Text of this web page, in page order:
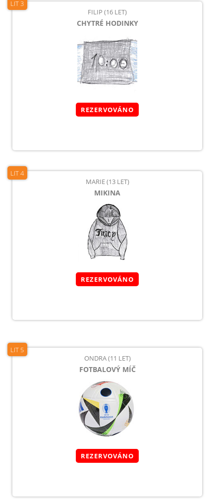
LIT 3
FILIP (16 LET)
CHYTRÉ HODINKY
REZERVOVÁNO
LIT 4
MARIE (13 LET)
MIKINA
REZERVOVÁNO
LIT 5
ONDRA (11 LET)
FOTBALOVÝ MÍČ
REZERVOVÁNO